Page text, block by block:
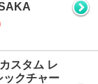
スタム レ
ックチャー